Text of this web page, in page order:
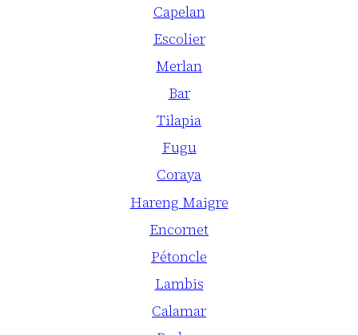
Capelan
Escolier
Merlan
Bar
Tilapia
Fugu
Coraya
Hareng Maigre
Encornet
Pétoncle
Lambis
Calamar